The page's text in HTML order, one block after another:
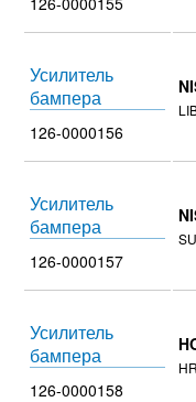
Усилитель
бампера
126-0000156
Усилитель
бампера
126-0000157
Усилитель
бампера
126-0000158